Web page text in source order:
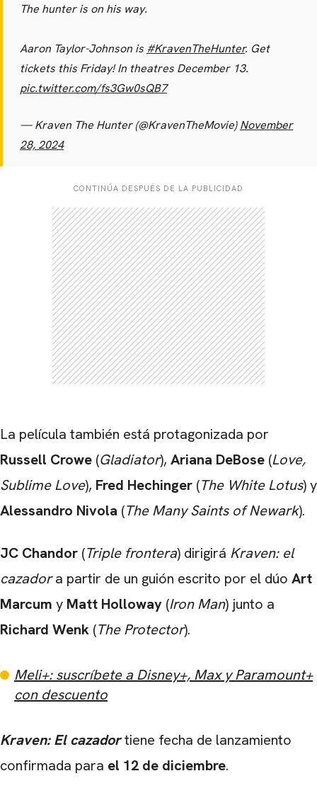
The hunter is on his way.
Aaron Taylor-Johnson is #KravenTheHunter. Get
tickets this Friday! In theatres December 13.
pic.twitter.com/fs3Gw0sQB7
— Kraven The Hunter (@KravenTheMovie)November
28, 2024
CONTINÚA DESPUÉS DE LA PUBLICIDAD
La película también está protagonizada por
Russell Crowe (Gladiator), Ariana DeBose (Love,
Sublime Love), Fred Hechinger (The White Lotus) y
Alessandro Nivola (The Many Saints of Newark).
JC Chandor (Triple frontera) dirigirá Kraven: el
cazadora partir de un guión escrito por el dúo Art
Marcum y Matt Holloway (Iron Man) junto a
Richard Wenk (The Protector).
Meli+: suscríbete a Disney+, Max y Paramount+
con descuento
Kraven: El cazadortiene fecha de lanzamiento
confirmada para el 12 de diciembre.
CARREGANDO PUBLICIDADE